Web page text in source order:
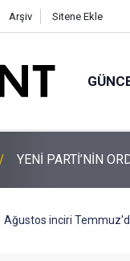
Arşiv Sitene Ekle
YENİ PARTİ
Ağustos inciri